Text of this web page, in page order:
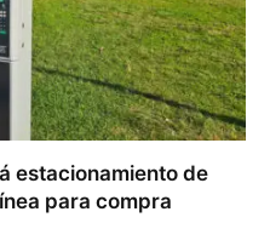
estacionamiento de
para compra